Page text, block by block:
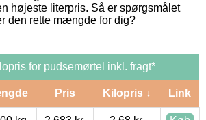
højeste literpris. Så er spørgsmålet
den rette mængde for dig?
for pudsemørtel inkl. fragt*
Pris Kilopris ↓ Link